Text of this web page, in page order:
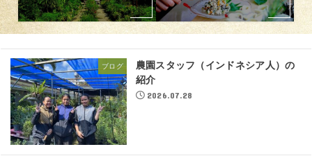
ブログ
農園スタッフ（インドネシア人）の
紹介
2026.07.28